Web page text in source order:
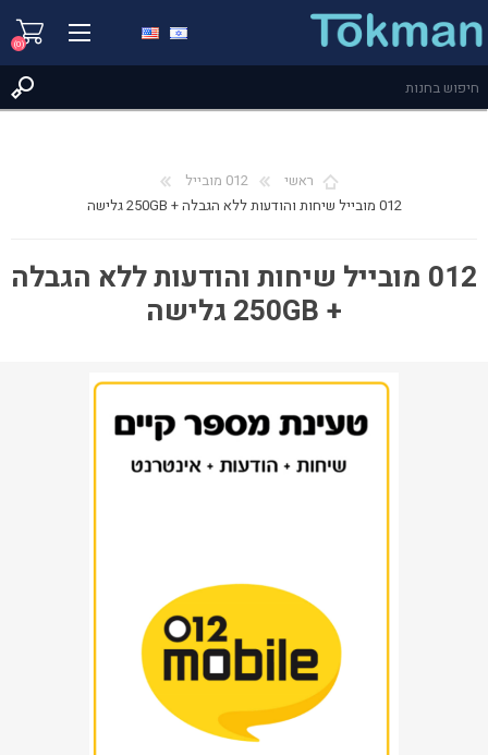
(0)
ראשי
012 מובייל
012 מובייל שיחות והודעות ללא הגבלה + 250GB גלישה
012 מובייל שיחות והודעות ללא הגבלה
+ 250GB גלישה